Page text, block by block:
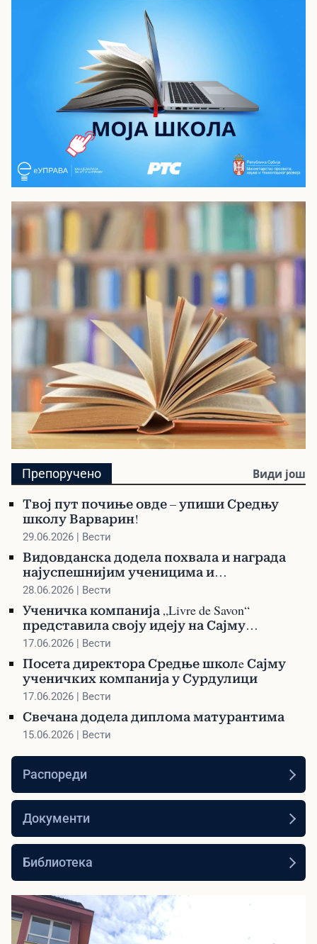
Моја школа - РТС Планета
Видео лекције из опшеобразовних и
стручних предмета за средњу школу
Библиотека
Претражите библиотеку и наручите своју
књигу
Препоручено Види још
Твој пут почиње овде – упиши Средњу
школу Варварин!
29.06.2026 | Вести
Видовданска додела похвала и награда
најуспешнијим ученицима и
професорима
28.06.2026 | Вести
Ученичка компанија „Livre de Savon“
представила своју идеју на Сајму
ученичких компанија у Сурдулици
17.06.2026 | Вести
Посета директора Средње школe Сајму
ученичких компанија у Сурдулици
17.06.2026 | Вести
Свечана додела диплома матурантима
15.06.2026 | Вести
Распореди
Документи
Библиотека